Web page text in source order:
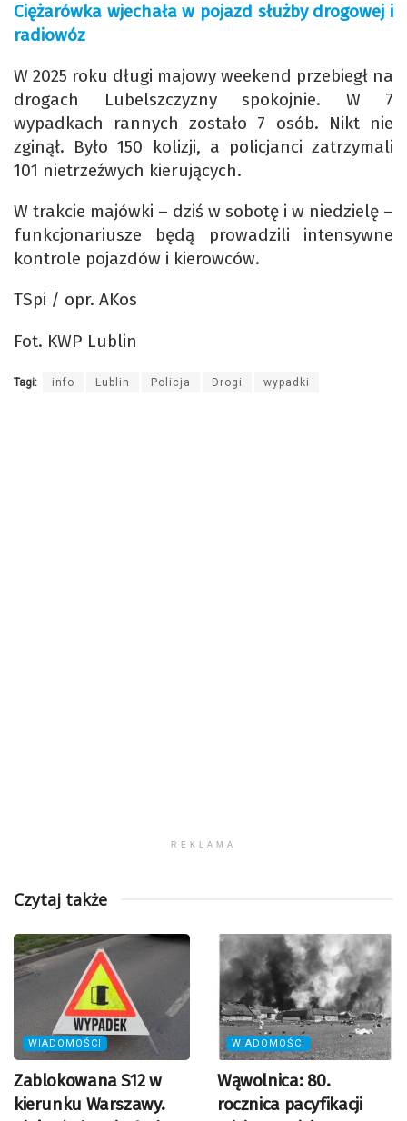
Ciężarówka wjechała w pojazd służby drogowej i
radiowóz
W 2025 roku długi majowy weekend przebiegł na
drogach Lubelszczyzny spokojnie. W 7
wypadkach rannych zostało 7 osób. Nikt nie
zginął. Było 150 kolizji, a policjanci zatrzymali
101 nietrzeźwych kierujących.
W trakcie majówki – dziś w sobotę i w niedzielę –
funkcjonariusze będą prowadzili intensywne
kontrole pojazdów i kierowców.
TSpi / opr. AKos
Fot. KWP Lublin
Tagi: info Lublin Policja Drogi wypadki
REKLAMA
Czytaj także
WIADOMOŚCI
Zablokowana S12 w
kierunku Warszawy.
WIADOMOŚCI
Wąwolnica: 80.
rocznica pacyfikacji